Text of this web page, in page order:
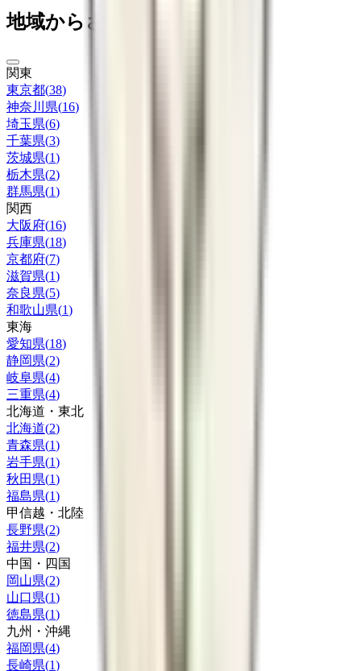
地域からさがす
関東
東京都(38)
神奈川県(16)
埼玉県(6)
千葉県(3)
茨城県(1)
栃木県(2)
群馬県(1)
関西
大阪府(16)
兵庫県(18)
京都府(7)
滋賀県(1)
奈良県(5)
和歌山県(1)
東海
愛知県(18)
静岡県(2)
岐阜県(4)
三重県(4)
北海道・東北
北海道(2)
青森県(1)
岩手県(1)
秋田県(1)
福島県(1)
甲信越・北陸
長野県(2)
福井県(2)
中国・四国
岡山県(2)
山口県(1)
徳島県(1)
九州・沖縄
福岡県(4)
長崎県(1)